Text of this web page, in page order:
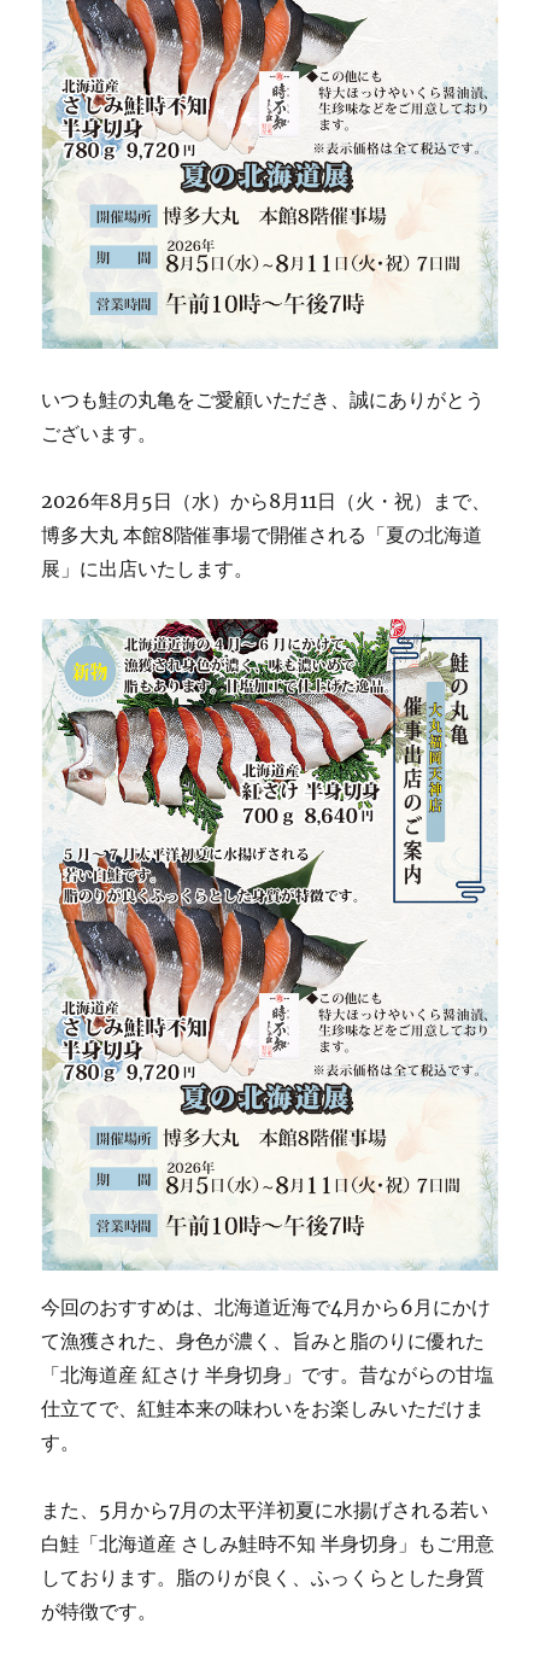
いつも鮭の丸亀をご愛顧いただき、誠にありがとう
ございます。
2026年8月5日（水）から8月11日（火・祝）まで、
博多大丸 本館8階催事場で開催される「夏の北海道
展」に出店いたします。
今回のおすすめは、北海道近海で4月から6月にかけ
て漁獲された、身色が濃く、旨みと脂のりに優れた
「北海道産 紅さけ 半身切身」です。昔ながらの甘塩
仕立てで、紅鮭本来の味わいをお楽しみいただけま
す。
また、5月から7月の太平洋初夏に水揚げされる若い
白鮭「北海道産 さしみ鮭時不知 半身切身」もご用意
しております。脂のりが良く、ふっくらとした身質
が特徴です。